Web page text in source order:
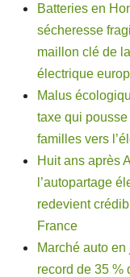
Batteries en
sécheresse
maillon clé de
électrique
Malus
taxe qui
familles vers
Huit ans après
l’autopartage
redevient
France
Marché auto
record de 35 %